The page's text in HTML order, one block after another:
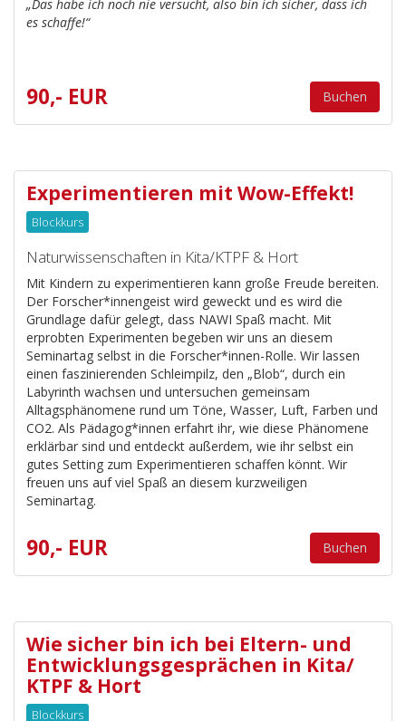
„Das habe ich noch nie versucht, also bin ich sicher, dass ich
es schaffe!“
90,- EUR Buchen
Experimentieren mit Wow-Effekt!
Blockkurs
Naturwissenschaften in Kita/KTPF & Hort
Mit Kindern zu experimentieren kann große Freude bereiten.
Der Forscher*innengeist wird geweckt und es wird die
Grundlage dafür gelegt, dass NAWI Spaß macht. Mit
erprobten Experimenten begeben wir uns an diesem
Seminartag selbst in die Forscher*innen-Rolle. Wir lassen
einen faszinierenden Schleimpilz, den „Blob“, durch ein
Labyrinth wachsen und untersuchen gemeinsam
Alltagsphänomene rund um Töne, Wasser, Luft, Farben und
CO2. Als Pädagog*innen erfahrt ihr, wie diese Phänomene
erklärbar sind und entdeckt außerdem, wie ihr selbst ein
gutes Setting zum Experimentieren schaffen könnt. Wir
freuen uns auf viel Spaß an diesem kurzweiligen
Seminartag.
90,- EUR Buchen
Wie sicher bin ich bei Eltern- und
Entwicklungsgesprächen in Kita/
KTPF & Hort
Blockkurs